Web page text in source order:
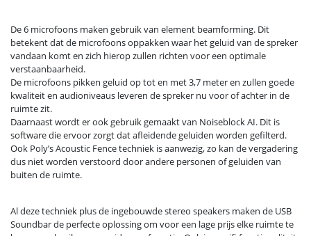
De 6 microfoons maken gebruik van element beamforming. Dit
betekent dat de microfoons oppakken waar het geluid van de spreker
vandaan komt en zich hierop zullen richten voor een optimale
verstaanbaarheid.
De microfoons pikken geluid op tot en met 3,7 meter en zullen goede
kwaliteit en audioniveaus leveren de spreker nu voor of achter in de
ruimte zit.
Daarnaast wordt er ook gebruik gemaakt van Noiseblock AI. Dit is
software die ervoor zorgt dat afleidende geluiden worden gefilterd.
Ook Poly’s Acoustic Fence techniek is aanwezig, zo kan de vergadering
dus niet worden verstoord door andere personen of geluiden van
buiten de ruimte.
Al deze techniek plus de ingebouwde stereo speakers maken de USB
Soundbar de perfecte oplossing om voor een lage prijs elke ruimte te